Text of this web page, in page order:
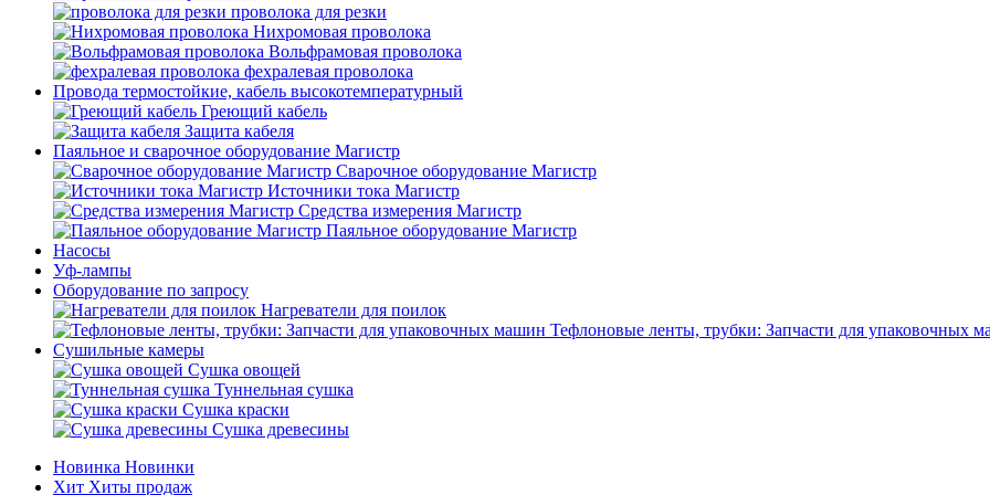
проволока для резки
Нихромовая проволока
Вольфрамовая проволока
фехралевая проволока
Провода термостойкие, кабель высокотемпературный
Греющий кабель
Защита кабеля
Паяльное и сварочное оборудование Магистр
Сварочное оборудование Магистр
Источники тока Магистр
Средства измерения Магистр
Паяльное оборудование Магистр
Насосы
Уф-лампы
Оборудование по запросу
Нагреватели для поилок
Тефлоновые ленты, трубки: Запчасти для упаковочных
Сушильные камеры
Сушка овощей
Туннельная сушка
Сушка краски
Сушка древесины
Новинка Новинки
Хит Хиты продаж